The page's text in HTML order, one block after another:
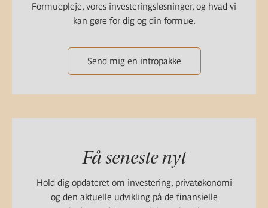
Formuepleje, vores investeringsløsninger, og hvad vi
kan gøre for dig og din formue.
Send mig en intropakke
Få seneste nyt
Hold dig opdateret om investering, privatøkonomi
og den aktuelle udvikling på de finansielle